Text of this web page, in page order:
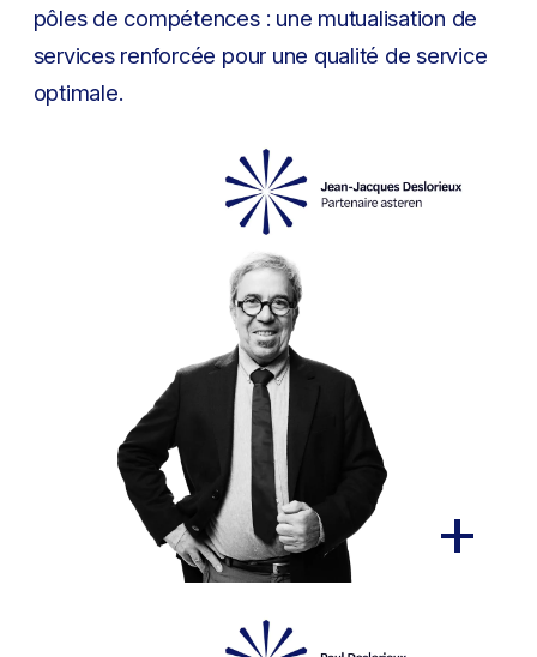
pôles de compétences : une mutualisation de
services renforcée pour une qualité de service
optimale.